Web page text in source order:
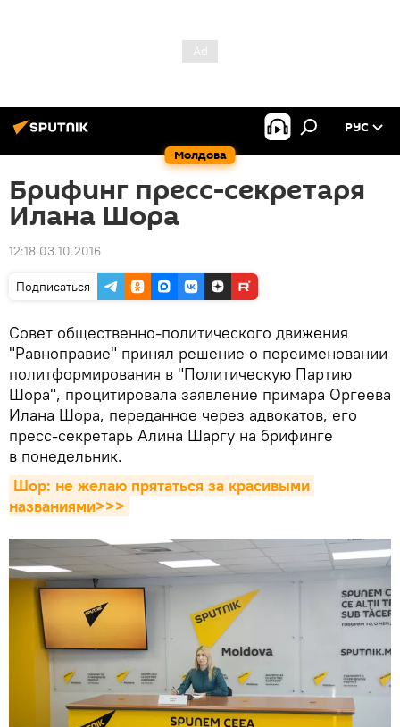
Молдова
РУС
Брифинг пресс-секретаря
Илана Шора
12:18 03.10.2016
Подписаться
Совет общественно-политического движения
"Равноправие" принял решение о переименовании
политформирования в "Политическую Партию
Шора", процитировала заявление примара Оргеева
Илана Шора, переданное через адвокатов, его
пресс-секретарь Алина Шаргу на брифинге
в понедельник.
Шор: не желаю прятаться за красивыми
названиями>>>